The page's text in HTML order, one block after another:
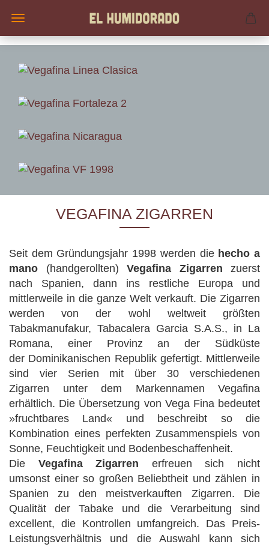
VEGAFINA ZIGARREN
Seit dem Gründungsjahr 1998 werden die hecho a
mano (handgerollten) Vegafina Zigarren zuerst
nach Spanien, dann ins restliche Europa und
mittlerweile in die ganze Welt verkauft. Die Zigarren
werden von der wohl weltweit größten
Tabakmanufakur, Tabacalera Garcia S.A.S., in La
Romana, einer Provinz an der Südküste
der Dominikanischen Republik gefertigt. Mittlerweile
sind vier Serien mit über 30 verschiedenen
Zigarren unter dem Markennamen Vegafina
erhältlich. Die Übersetzung von Vega Fina bedeutet
»fruchtbares Land« und beschreibt so die
Kombination eines perfekten Zusammenspiels von
Sonne, Feuchtigkeit und Bodenbeschaffenheit.
Die Vegafina Zigarren erfreuen sich nicht
umsonst einer so großen Beliebtheit und zählen in
Spanien zu den meistverkauften Zigarren. Die
Qualität der Tabake und die Verarbeitung sind
excellent, die Kontrollen umfangreich. Das Preis-
Leistungsverhältnis und die Auswahl kann sich